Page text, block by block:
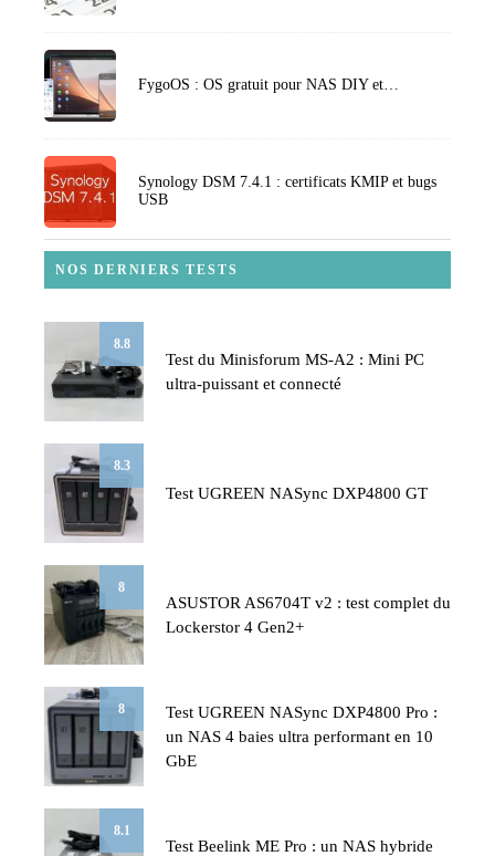
FygoOS : OS gratuit pour NAS DIY et…
Synology DSM 7.4.1 : certificats KMIP et bugs
USB
NOS DERNIERS TESTS
8.8
Test du Minisforum MS-A2 : Mini PC
ultra-puissant et connecté
8.3
Test UGREEN NASync DXP4800 GT
8
ASUSTOR AS6704T v2 : test complet du
Lockerstor 4 Gen2+
8
Test UGREEN NASync DXP4800 Pro :
un NAS 4 baies ultra performant en 10
GbE
8.1
Test Beelink ME Pro : un NAS hybride